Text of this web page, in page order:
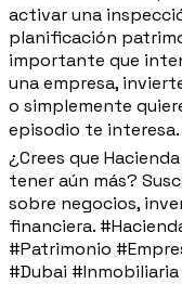
activar una
planificación
importante que
una empresa,
o simplemente
episodio te interesa.
¿Crees que
tener aún más?
sobre negocios,
financiera.
#Patrimonio
#Dubai